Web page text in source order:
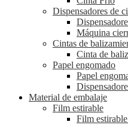
Dispensadores de
Máquina
Cintas de
Cinta de
Papel engomado
Papel
Material de embalaje
Film estirable
Film